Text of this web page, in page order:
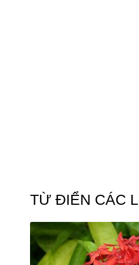
TỪ ĐIỂN CÁC